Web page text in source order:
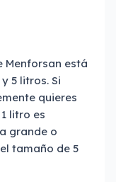
Menforsan está
5 litros. Si
quieres
litro es
grande o
tamaño de 5